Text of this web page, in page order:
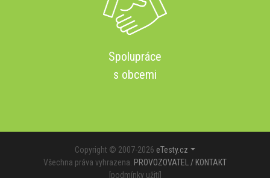
Spolupráce
s obcemi
Copyright © 2007-2026 eTesty.cz
Všechna práva vyhrazena. PROVOZOVATEL / KONTAKT
podmínky užití]